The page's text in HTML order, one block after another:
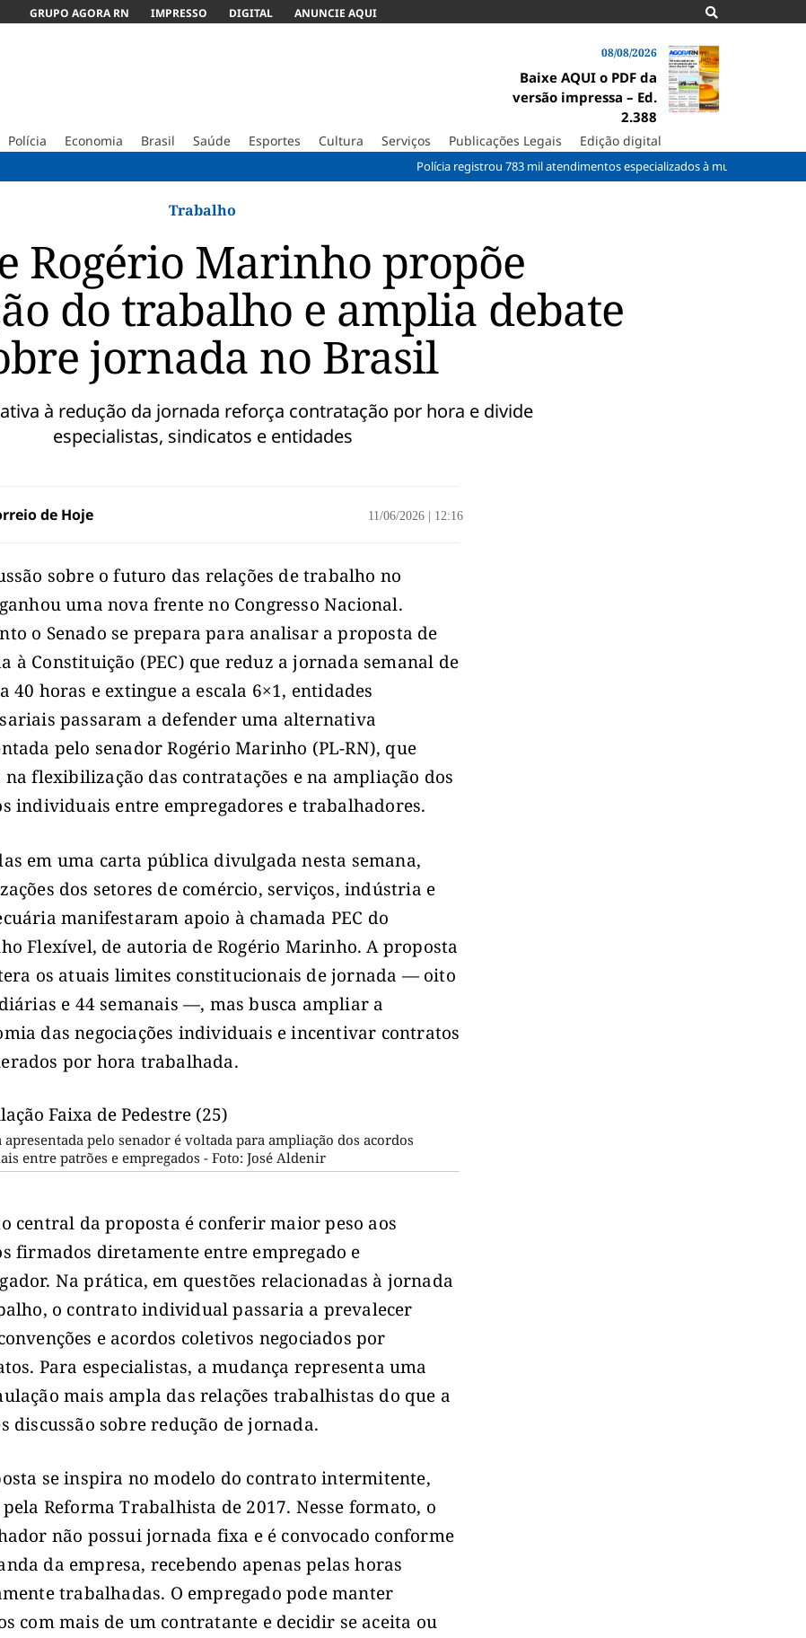
GRUPO AGORA RN IMPRESSO DIGITAL ANUNCIE AQUI
08/08/2026
Baixe AQUI o PDF da
versão impressa – Ed.
2.388
Polícia Economia Brasil Saúde Esportes Cultura Serviços Publicações Legais Edição digital
Polícia registrou 783 mil atendimentos especializados à mulher em 2025
Trabalho
Rogério Marinho propõe
do trabalho e amplia debate
jornada no Brasil
à redução da jornada reforça contratação por hora e divide
especialistas, sindicatos e entidades
de Hoje 11/06/2026 12:16
sobre o futuro das relações de trabalho no
uma nova frente no Congresso Nacional.
o Senado se prepara para analisar a proposta de
à Constituição (PEC) que reduz a jornada semanal de
40 horas e extingue a escala 6×1, entidades
passaram a defender uma alternativa
pelo senador Rogério Marinho (PL-RN), que
na flexibilização das contratações e na ampliação dos
individuais entre empregadores e trabalhadores.
em uma carta pública divulgada nesta semana,
dos setores de comércio, serviços, indústria e
manifestaram apoio à chamada PEC do
Flexível, de autoria de Rogério Marinho. A proposta
os atuais limites constitucionais de jornada — oito
e 44 semanais —, mas busca ampliar a
das negociações individuais e incentivar contratos
por hora trabalhada.
apresentada pelo senador é voltada para ampliação dos acordos
entre patrões e empregados - Foto: José Aldenir
central da proposta é conferir maior peso aos
firmados diretamente entre empregado e
Na prática, em questões relacionadas à jornada
o contrato individual passaria a prevalecer
e acordos coletivos negociados por
Para especialistas, a mudança representa uma
mais ampla das relações trabalhistas do que a
discussão sobre redução de jornada.
se inspira no modelo do contrato intermitente,
Reforma Trabalhista de 2017. Nesse formato, o
não possui jornada fixa e é convocado conforme
da empresa, recebendo apenas pelas horas
trabalhadas. O empregado pode manter
com mais de um contratante e decidir se aceita ou